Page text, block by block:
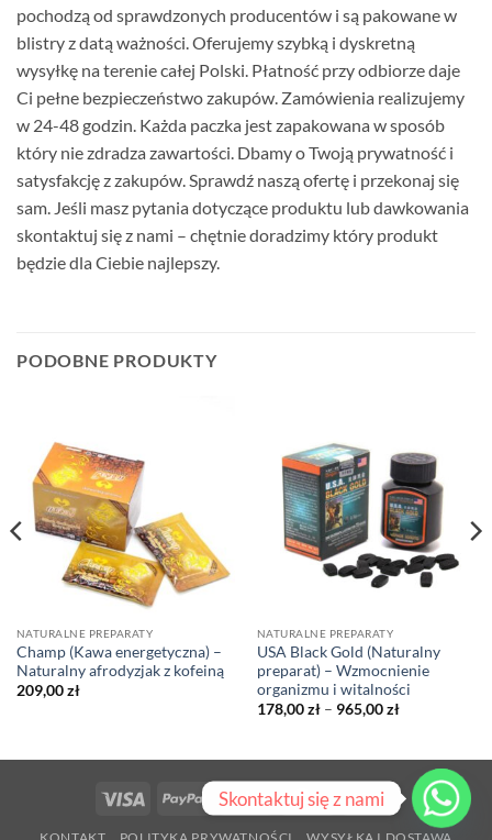
pochodzą od sprawdzonych producentów i są pakowane w
blistry z datą ważności. Oferujemy szybką i dyskretną
wysyłkę na terenie całej Polski. Płatność przy odbiorze daje
Ci pełne bezpieczeństwo zakupów. Zamówienia realizujemy
w 24-48 godzin. Każda paczka jest zapakowana w sposób
który nie zdradza zawartości. Dbamy o Twoją prywatność i
satysfakcję z zakupów. Sprawdź naszą ofertę i przekonaj się
sam. Jeśli masz pytania dotyczące produktu lub dawkowania
skontaktuj się z nami – chętnie doradzimy który produkt
będzie dla Ciebie najlepszy.
PODOBNE PRODUKTY
NATURALNE PREPARATY
Champ (Kawa energetyczna) –
Naturalny afrodyzjak z kofeiną
209,00zł
NATURALNE PREPARATY
USA Black Gold (Naturalny
preparat) – Wzmocnienie
organizmu i witalności
178,00zł – 965,00złZakres
do
965,00 zł
Visa PayPal Stripe MasterCardCash
On
Skontaktuj się z nami